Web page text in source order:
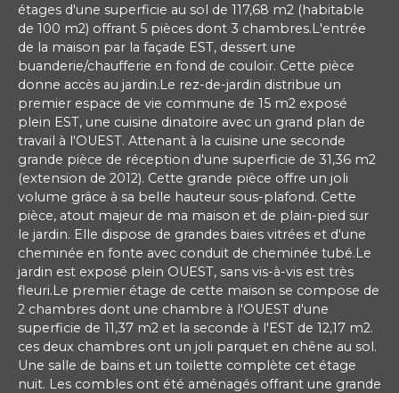
étages d'une superficie au sol de 117,68 m2 (habitable
de 100 m2) offrant 5 pièces dont 3 chambres.L'entrée
de la maison par la façade EST, dessert une
buanderie/chaufferie en fond de couloir. Cette pièce
donne accès au jardin.Le rez-de-jardin distribue un
premier espace de vie commune de 15 m2 exposé
plein EST, une cuisine dinatoire avec un grand plan de
travail à l'OUEST. Attenant à la cuisine une seconde
grande pièce de réception d'une superficie de 31,36 m2
(extension de 2012). Cette grande pièce offre un joli
volume grâce à sa belle hauteur sous-plafond. Cette
pièce, atout majeur de ma maison et de plain-pied sur
le jardin. Elle dispose de grandes baies vitrées et d'une
cheminée en fonte avec conduit de cheminée tubé.Le
jardin est exposé plein OUEST, sans vis-à-vis est très
fleuri.Le premier étage de cette maison se compose de
2 chambres dont une chambre à l'OUEST d'une
superficie de 11,37 m2 et la seconde à l'EST de 12,17 m2.
ces deux chambres ont un joli parquet en chêne au sol.
Une salle de bains et un toilette complète cet étage
nuit. Les combles ont été aménagés offrant une grande